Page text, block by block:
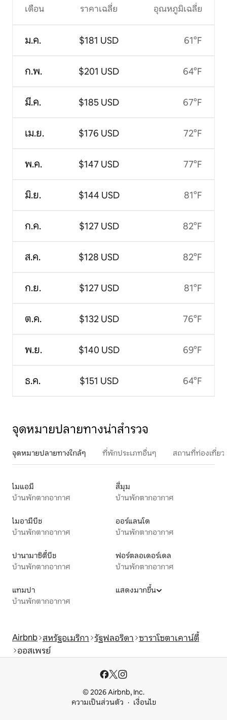
เดือน
ม.ค.
ก.พ.
มี.ค.
เม.ย.
พ.ค.
มิ.ย.
ก.ค.
ส.ค.
ก.ย.
ต.ค.
พ.ย.
ธ.ค.
ราคาเฉลี่ย
$181 USD
$201 USD
$185 USD
$176 USD
$147 USD
$144 USD
$127 USD
$128 USD
$127 USD
$132 USD
$140 USD
$151 USD
อุณหภูมิเฉลี่ย
61°F
64°F
67°F
72°F
77°F
81°F
82°F
82°F
81°F
76°F
69°F
64°F
จุดหมายปลายทางน่าสำรวจ
จุดหมายปลายทางใกล้ๆ ที่พักประเภทอื่นๆ สถานที่ท่องเที่ย
ไมแอมี
บ้านพักตากอากาศ
สี่มุม
บ้านพักตากอากาศ
ไมอามีบีช
บ้านพักตากอากาศ
ออร์แลนโด
บ้านพักตากอากาศ
ปานามาซิตี้บีช
บ้านพักตากอากาศ
ฟอร์ตลอเดอร์เดล
บ้านพักตากอากาศ
แทมปา
บ้านพักตากอากาศ
แสดงมากขึ้น
Airbnb สหรัฐอเมริกา รัฐฟลอริดา ซาราโซตาเคาน์ตี้
ออสเพรย์
© 2026 Airbnb, Inc.
ความเป็นส่วนตัว
เงื่อนไข